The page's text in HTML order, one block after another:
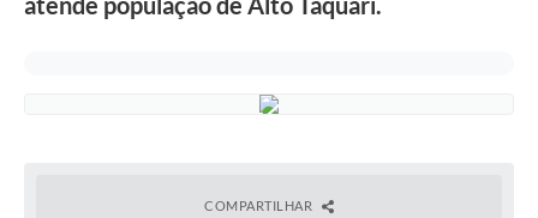
COMPARTILHAR